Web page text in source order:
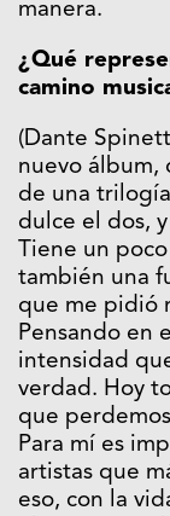
manera.
¿Qué
camino
(Dante
nuevo álbum,
de una
dulce el dos,
Tiene un
también una
que me pidió
Pensando en
intensidad
verdad. Hoy
que
Para mí es
artistas que
eso, con la